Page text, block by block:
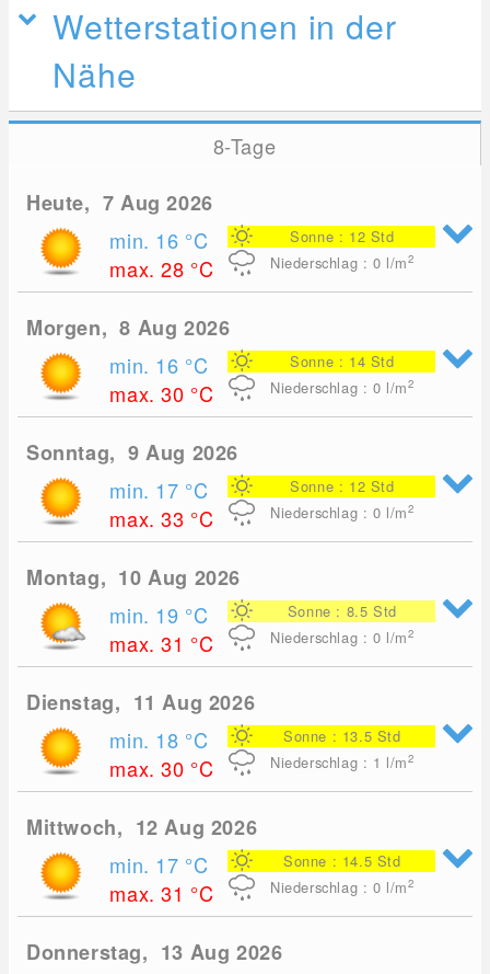
Wetterstationen in der
Nähe
8-Tage
Heute, 7 Aug 2026
min. 16 °C
max. 28 °C
Sonne : 12 Std
Niederschlag : 0 l/m2
Morgen, 8 Aug 2026
min. 16 °C
max. 30 °C
Sonne : 14 Std
Niederschlag : 0 l/m2
Sonntag, 9 Aug 2026
min. 17 °C
max. 33 °C
Sonne : 12 Std
Niederschlag : 0 l/m2
Montag, 10 Aug 2026
min. 19 °C
max. 31 °C
Sonne : 8.5 Std
Niederschlag : 0 l/m2
Dienstag, 11 Aug 2026
min. 18 °C
max. 30 °C
Sonne : 13.5 Std
Niederschlag : 1 l/m2
Mittwoch, 12 Aug 2026
min. 17 °C
max. 31 °C
Sonne : 14.5 Std
Niederschlag : 0 l/m2
Donnerstag, 13 Aug 2026